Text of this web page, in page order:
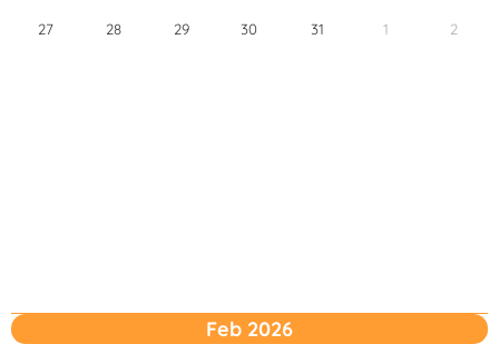
27 28 29 30 31 1 2
Feb 2026